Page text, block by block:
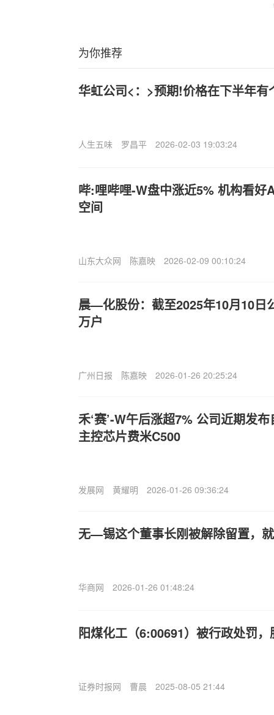
为你推荐
华虹公司<：>预期!价格在下半年有
人生五味 罗昌平 2026-02-03 19:03:24
哔:哩哔哩-W盘中涨近5% 机构看好
空间
山东大众网 陈嘉映 2026-02-09 00:10:24
晨—化股份：截至2025年10月10日
万户
广州日报 陈嘉映 2026-01-26 20:25:24
禾‘赛’-W午后涨超7% 公司近期发
主控芯片费米C500
发展网 黄耀明 2026-01-26 09:36:24
无—锡这个董事长刚被解除留置，
华商网 2026-01-26 01:48:24
阳煤化工（6:00691）被行政处罚
证券时报网 曹晨 2025-08-05 21:44